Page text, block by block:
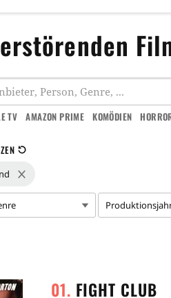
TV AMAZON PRIME KOMÖDIEN
FIGHT CLUB